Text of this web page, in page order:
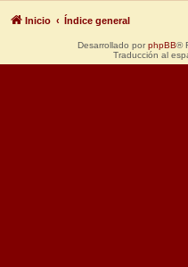
Inicio Índice general
Desarrollado por phpBB®
Traducción al